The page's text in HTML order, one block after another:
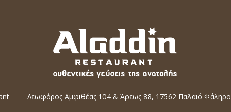
Λεωφόρος Αμφιθέας 104 & Άρεως 88, 17562 Παλαιό Φάληρο